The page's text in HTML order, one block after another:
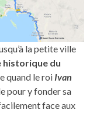
la petite ville
historique du
quand le roi Ivan
pour y fonder sa
face aux